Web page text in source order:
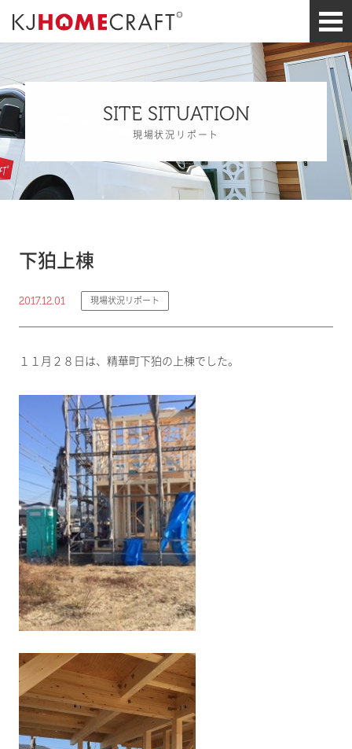
SITE SITUATION
現場状況リポート
下狛上棟
2017.12.01 現場状況リポート
１１月２８日は、精華町下狛の上棟でした。